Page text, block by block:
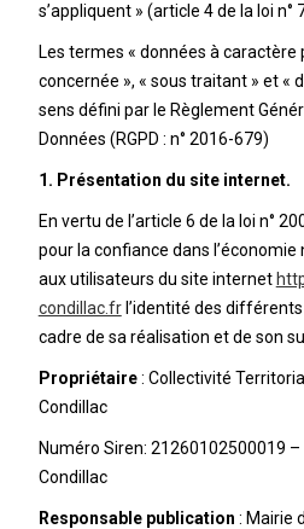
s’appliquent » (article 4 de la loi n°
Les termes « données à caractère
concernée », « sous traitant » et «
sens défini par le Règlement
Données (RGPD : n° 2016-679)
1. Présentation du site internet.
En vertu de l’article 6 de la loi n°
pour la confiance dans
aux utilisateurs du site internet
condillac.frl’identité des
cadre de sa réalisation et de son
Propriétaire: Collectivité
Condillac
Numéro Siren: 21260102500019
Condillac
Responsable publication : Mairie